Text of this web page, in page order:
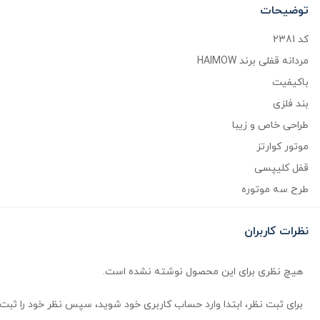
توضیحات
کد 2381
مردانه قفلی برند HAIMOW
باکیفیت
بند فلزی
طراحی خاص و زیبا
موتور کوارتز
قفل کلیپسی
طرح سه موتوره
نظرات کاربران
هیچ نظری برای این محصول نوشته نشده است.
برای ثبت نظر، ابتدا وارد حساب کاربری خود شوید، سپس نظر خود را ثبت